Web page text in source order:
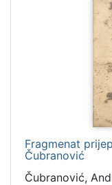
Fragmenat
Čubranović
Čubranović,